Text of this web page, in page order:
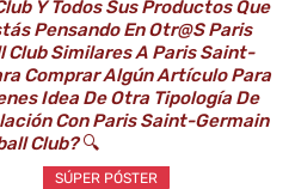
Y Todos Sus Productos Que
Pensando En Otr@s Paris
Similares A Paris Saint-
Comprar Algún Artículo Para
Idea De Otra Tipología De
Con Paris Saint-Germain
Club?🔍
SÚPER PÓSTER